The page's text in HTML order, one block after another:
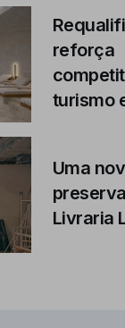
reforça
turismo
Uma
Livraria